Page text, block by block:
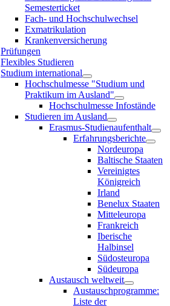
Semesterticket
Fach- und Hochschulwechsel
Exmatrikulation
Krankenversicherung
Prüfungen
Flexibles Studieren
Studium international
Hochschulmesse "Studium und
Praktikum im Ausland"
Hochschulmesse Infostände
Studieren im Ausland
Erasmus-Studienaufenthalt
Erfahrungsberichte
Nordeuropa
Baltische Staaten
Vereinigtes
Königreich
Irland
Benelux Staaten
Mitteleuropa
Frankreich
Iberische
Halbinsel
Südosteuropa
Südeuropa
Austausch weltweit
Austauschprogramme:
Liste der